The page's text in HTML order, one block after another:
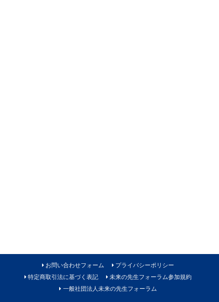
お問い合わせフォーム
プライバシーポリシー
特定商取引法に基づく表記
未来の先生フォーラム参加規約
一般社団法人未来の先生フォーラム